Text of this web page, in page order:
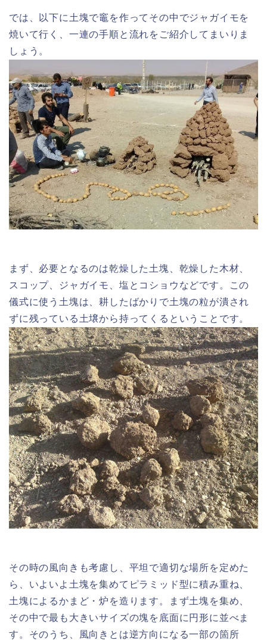
では、以下に土塊で竈を作ってその中でジャガイモを
焼いて行く、一連の手順と流れをご紹介してまいりま
しょう。
まず、必要となるのは乾燥した土塊、乾燥した木材、
スコップ、ジャガイモ、塩とコショウなどです。この
儀式に使う土塊は、耕したばかりで土塊の粒が潰され
ずに残っている土壌から持ってくるということです。
その時の風向きも考慮し、平坦で適切な場所を定めた
ら、いよいよ土塊を集めてピラミッド型に積み重ね、
土塊によるかまど・炉を造ります。まず土塊を集め、
その中で最も大きいサイズの塊を底面に円形に並べま
す。そのうち、風向きとは逆方向になる一部の箇所